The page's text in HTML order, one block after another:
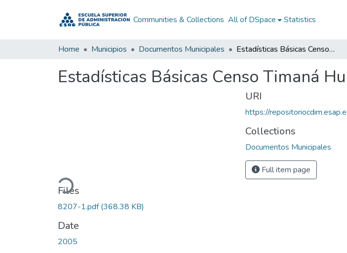
Communities & Collections All of DSpace Statistics
Home Municipios Documentos Municipales Estadísticas Básicas Censo Timaná Huila 2005: EBC Timaná Huila 2005
Estadísticas Básicas Censo Timaná
Loading...
Files
8207-1.pdf(368.38 KB)
Date
2005
URI
https://
Collections
Documentos Municipales
Full item page